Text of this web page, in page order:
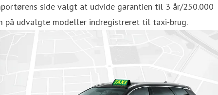
side valgt at udvide garantien til 3 år/250.000
på udvalgte modeller indregistreret til taxi-brug.